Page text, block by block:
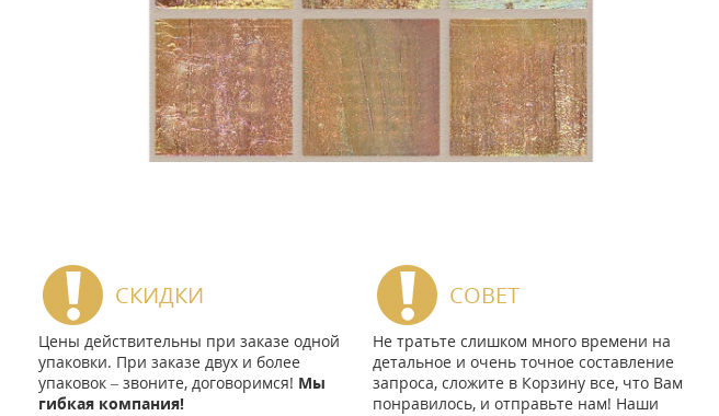
СКИДКИ
Цены действительны при заказе одной
упаковки. При заказе двух и более
упаковок – звоните, договоримся! Мы
гибкая компания!
СОВЕТ
Не тратьте слишком много времени на
детальное и очень точное составление
запроса, сложите в Корзину все, что Вам
понравилось, и отправьте нам! Наши